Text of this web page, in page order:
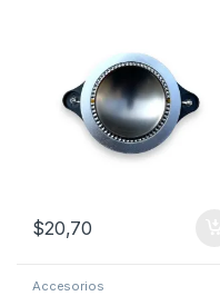
$20,70
Accesorios